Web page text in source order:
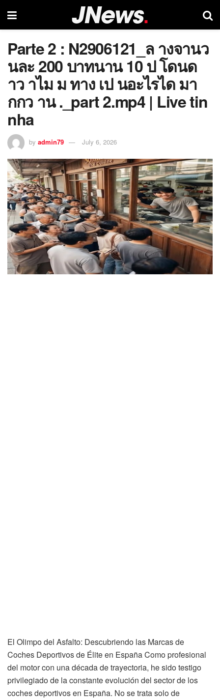
Parte 2 : N2906121_ล างจานว
นละ 200 บาทนาน 10 ป โดนด
าว าไม ม ทาง เป นอะไรได มา
กกว าน ._part 2.mp4 | Live tin
nha
by admin79 July 6, 2026
El Olimpo del Asfalto: Descubriendo las Marcas de
Coches Deportivos de Élite en España Como profesional
del motor con una década de trayectoria, he sido testigo
privilegiado de la constante evolución del sector de los
coches deportivos en España. No se trata solo de